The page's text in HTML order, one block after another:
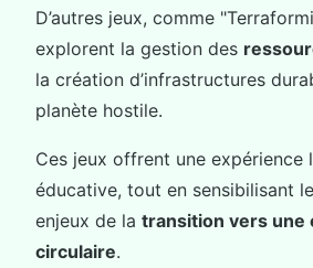
D’autres jeux, comme
explorent la gestion des
la création d’infrastructures
planète hostile.
Ces jeux offrent une expérience
éducative, tout en sensibilisant
enjeux de la transition vers une
circulaire.